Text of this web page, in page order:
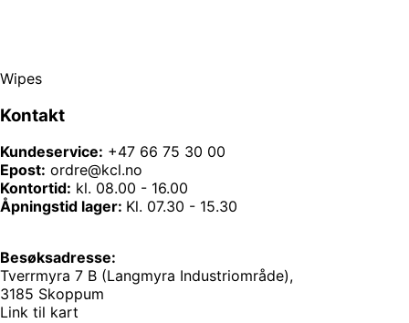
Wipes
Kontakt
Kundeservice: +47 66 75 30 00
Epost: ordre@kcl.no
Kontortid: kl. 08.00 - 16.00
Åpningstid lager: Kl. 07.30 - 15.30
Besøksadresse:
Tverrmyra 7 B (Langmyra Industriområde),
3185 Skoppum
Link til kart